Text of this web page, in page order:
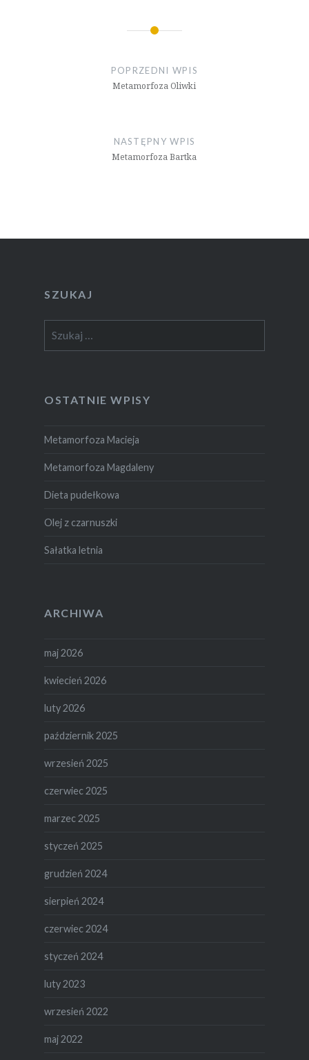
POPRZEDNI WPIS
Metamorfoza Oliwki
NASTĘPNY WPIS
Metamorfoza Bartka
SZUKAJ
OSTATNIE WPISY
Metamorfoza Macieja
Metamorfoza Magdaleny
Dieta pudełkowa
Olej z czarnuszki
Sałatka letnia
ARCHIWA
maj 2026
kwiecień 2026
luty 2026
październik 2025
wrzesień 2025
czerwiec 2025
marzec 2025
styczeń 2025
grudzień 2024
sierpień 2024
czerwiec 2024
styczeń 2024
luty 2023
wrzesień 2022
maj 2022